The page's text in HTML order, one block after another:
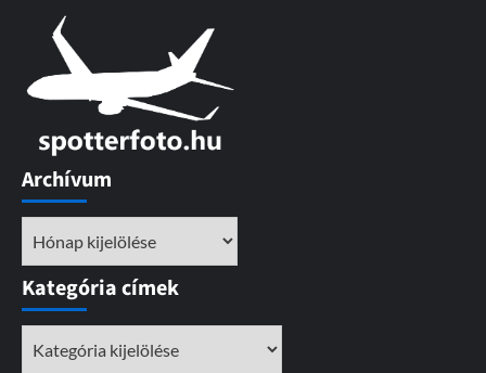
Archívum
Kategória címek